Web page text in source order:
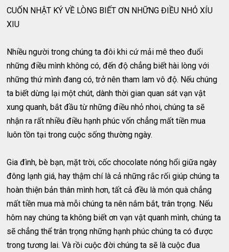
CUỐN NHẬT KÝ VỀ LÒNG BIẾT ƠN NHỮNG ĐIỀU NHỎ XÍU
XIU
Nhiều người trong chúng ta đôi khi cứ mải mê theo đuổi
những điều mình không có, đến độ chẳng biết hài lòng với
những thứ mình đang có, trở nên tham lam vô độ. Nếu chúng
ta biết dừng lại một chút, dành thời gian quan sát vạn vật
xung quanh, bắt đầu từ những điều nhỏ nhoi, chúng ta sẽ
nhận ra rất nhiều điều hạnh phúc vốn chẳng mất tiền mua
luôn tồn tại trong cuộc sống thường ngày.
Gia đình, bè bạn, mặt trời, cốc chocolate nóng hổi giữa ngày
đông lạnh giá, hay thậm chí là cả những rắc rối giúp chúng ta
hoàn thiện bản thân mình hơn, tất cả đều là món quà chẳng
mất tiền mua mà mỗi chúng ta nên nắm bắt, trân trọng. Nếu
hôm nay chúng ta không biết ơn vạn vật quanh mình, chúng ta
sẽ chẳng thể trân trọng những hạnh phúc chúng ta có được
trong tương lai. Và rồi cuộc đời chúng ta sẽ là cuộc đua